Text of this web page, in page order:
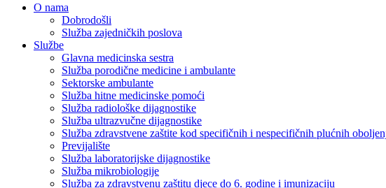
O nama
Dobrodošli
Služba zajedničkih poslova
Službe
Glavna medicinska sestra
Služba porodične medicine i ambulante
Sektorske ambulante
Služba hitne medicinske pomoći
Služba radiološke dijagnostike
Služba ultrazvučne dijagnostike
Služba zdravstvene zaštite kod specifičnih i nespecifičnih plućnih
Previjalište
Služba laboratorijske dijagnostike
Služba mikrobiologije
Služba za zdravstvenu zaštitu djece do 6. godine i imunizaciju